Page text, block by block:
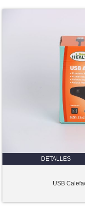
DETALLES
USB